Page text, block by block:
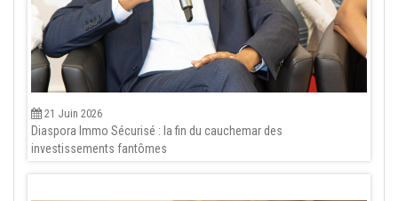
21 Juin 2026
Diaspora Immo Sécurisé : la fin du cauchemar des
investissements fantômes